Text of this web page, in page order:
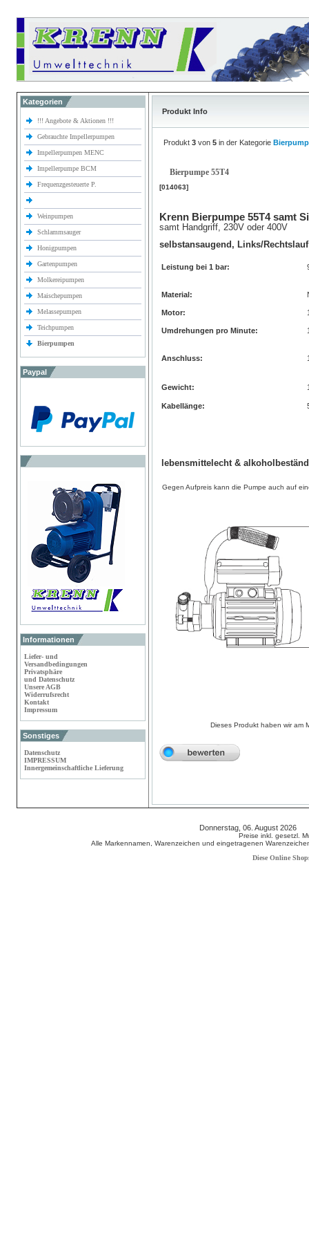
Kategorien
!!! Angebote & Aktionen !!!
Gebrauchte Impellerpumpen
Impellerpumpen MENC
Impellerpumpe BCM
Frequenzgesteuerte P.
Weinpumpen
Schlammsauger
Honigpumpen
Gartenpumpen
Molkereipumpen
Maischepumpen
Melassepumpen
Teichpumpen
Bierpumpen
Paypal
Informationen
Liefer- und
Versandbedingungen
Privatsphäre
und Datenschutz
Unsere AGB
Widerrufsrecht
Kontakt
Impressum
Sonstiges
Datenschutz
IMPRESSUM
Innergemeinschaftliche Lieferung
Produkt Info
Produkt 3 von 5 in der Kategorie
Bierpumpe 55T4
[014063]
Krenn Bierpumpe 55T4 samt
samt Handgriff, 230V oder 400V
selbstansaugend, Links/Rechtslauf
Leistung bei 1 bar:
Material:
Motor:
Umdrehungen pro Minute:
Anschluss:
Gewicht:
Kabellänge:
lebensmittelecht &
Gegen Aufpreis kann die Pumpe auch auf
Dieses Produkt haben wir am
Donnerstag, 06. August
Preise inkl. gesetzl.
Alle Markennamen, Warenzeichen und eingetragenen
Diese Online